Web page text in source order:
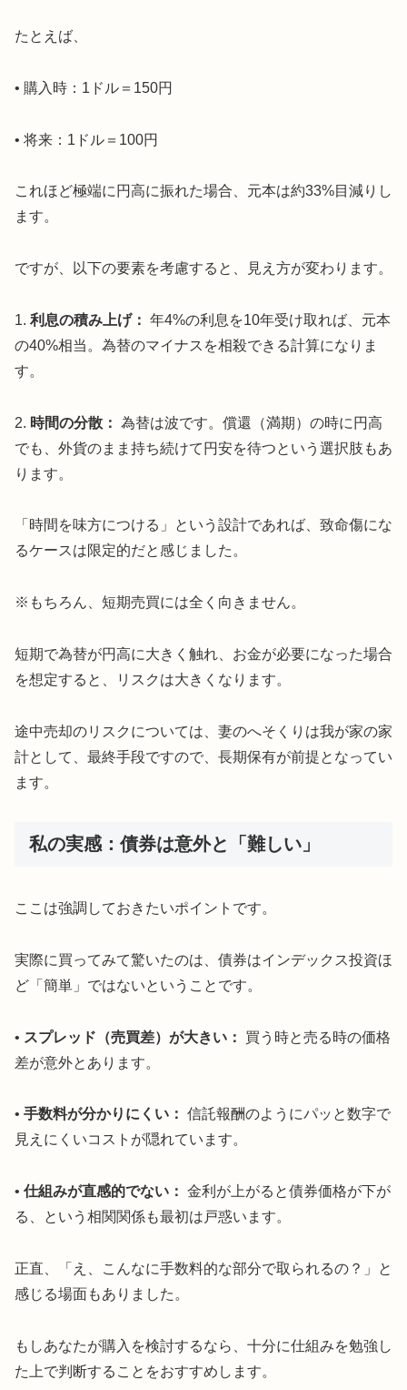
たとえば、
• 購入時：1ドル＝150円
• 将来：1ドル＝100円
これほど極端に円高に振れた場合、元本は約33%目減りし
ます。
ですが、以下の要素を考慮すると、見え方が変わります。
1. 利息の積み上げ： 年4%の利息を10年受け取れば、元本
の40%相当。為替のマイナスを相殺できる計算になりま
す。
2. 時間の分散： 為替は波です。償還（満期）の時に円高
でも、外貨のまま持ち続けて円安を待つという選択肢もあ
ります。
「時間を味方につける」という設計であれば、致命傷にな
るケースは限定的だと感じました。
※もちろん、短期売買には全く向きません。
短期で為替が円高に大きく触れ、お金が必要になった場合
を想定すると、リスクは大きくなります。
途中売却のリスクについては、妻のへそくりは我が家の家
計として、最終手段ですので、長期保有が前提となってい
ます。
私の実感：債券は意外と「難しい」
ここは強調しておきたいポイントです。
実際に買ってみて驚いたのは、債券はインデックス投資ほ
ど「簡単」ではないということです。
• スプレッド（売買差）が大きい：
買う時と売る時の価格
差が意外とあります。
• 手数料が分かりにくい： 信託報酬のようにパッと数字で
見えにくいコストが隠れています。
• 仕組みが直感的でない： 金利が上がると債券価格が下が
る、という相関関係も最初は戸惑います。
正直、「え、こんなに手数料的な部分で取られるの？」と
感じる場面もありました。
もしあなたが購入を検討するなら、十分に仕組みを勉強し
た上で判断することをおすすめします。